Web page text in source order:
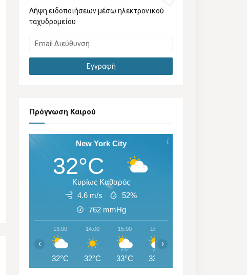
Λήψη ειδοποιήσεων μέσω ηλεκτρονικού
ταχυδρομείου
Πρόγνωση Καιρού
New York City
32°C
Κυρίως Καθαρός
4.6 m/s
52%
762 mmHg
13:00
32°C
14:00
32°C
15:00
33°C
16:00
33°C
‹ ›